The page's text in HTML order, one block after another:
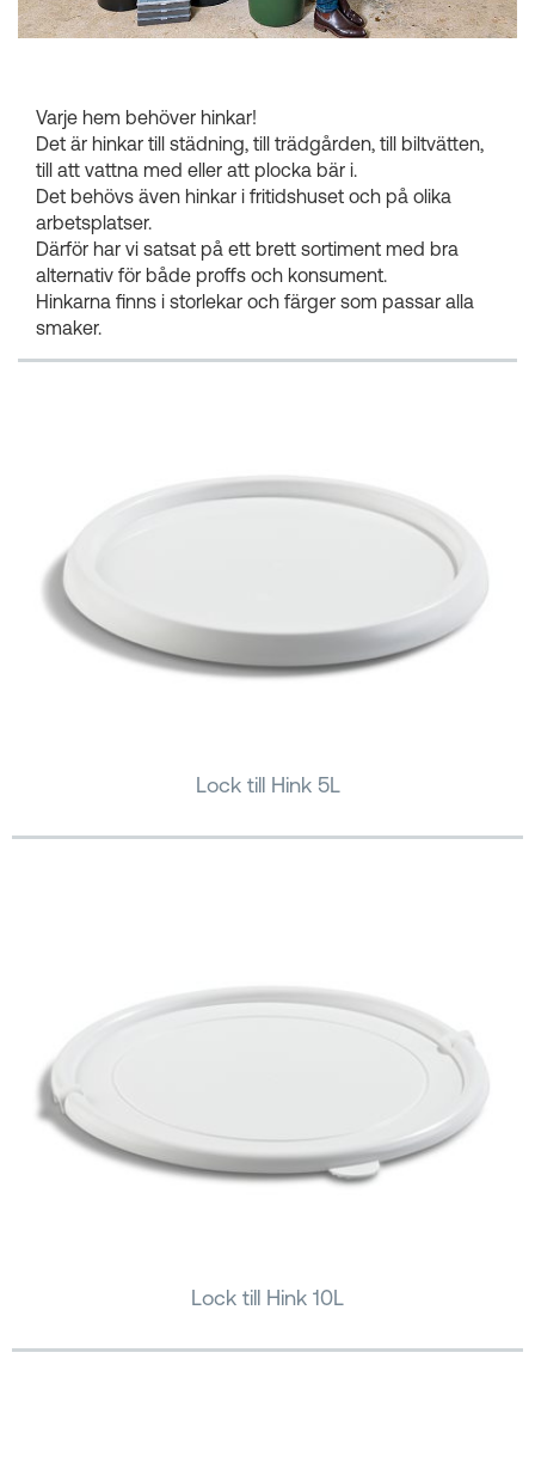
Kundkorgar
Varje hem behöver hinkar!
Det är hinkar till städning, till trädgården, till biltvätten,
till att vattna med eller att plocka bär i.
Det behövs även hinkar i fritidshuset och på olika
arbetsplatser.
Därför har vi satsat på ett brett sortiment med bra
alternativ för både proffs och konsument.
Hinkarna finns i storlekar och färger som passar alla
smaker.
Lock till Hink 5L
Lock till Hink 10L